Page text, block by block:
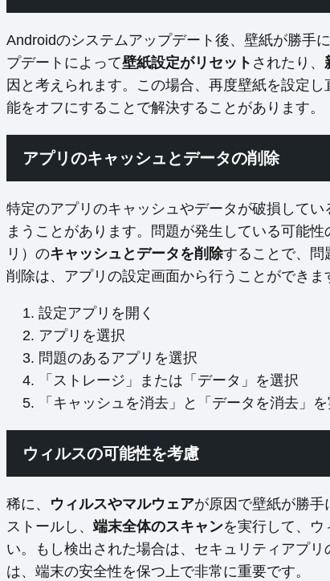
Androidのシステムアップデート後、壁紙が勝手
プデートによって壁紙設定がリセット されたり、
因と考えられます。この場合、再度壁紙を設定
能をオフにすることで解決することがあります。
アプリのキャッシュとデータの削除
特定のアプリのキャッシュやデータが破損して
まうことがあります。問題が発生している可能
リ）のキャッシュとデータを削除することで、問
削除は、アプリの設定画面から行うことができま
設定アプリを開く
アプリを選択
問題のあるアプリを選択
「ストレージ」または「データ」を選択
「キャッシュを消去」と「データを消去」
ウィルスの可能性を考慮
稀に、 ウィルスやマルウェアが原因で壁紙が勝
ストールし、 端末全体のスキャンを実行して、ウ
い。もし検出された場合は、セキュリティアプ
は、端末の安全性を保つ上で非常に重要です。